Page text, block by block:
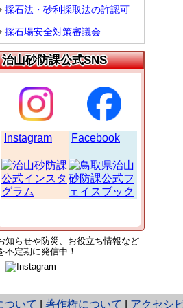
採石法・砂利採取法の許認可
採石場安全対策審議会
治山砂防課公式SNS
Instagram Facebook
知らせや防災、 お役立ち情報など
不定期に発信中！
ついて 著作権について アクセシ